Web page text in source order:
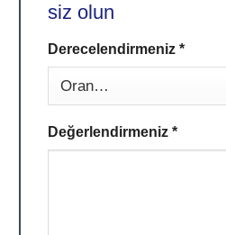
siz olun
Derecelendirmeniz *
Değerlendirmeniz *
Alternative: